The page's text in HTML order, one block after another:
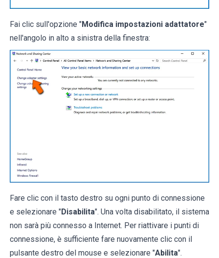
Fai clic sull'opzione "Modifica impostazioni adattatore"
nell'angolo in alto a sinistra della finestra:
Fare clic con il tasto destro su ogni punto di connessione
e selezionare "Disabilita". Una volta disabilitato, il sistema
non sarà più connesso a Internet. Per riattivare i punti di
connessione, è sufficiente fare nuovamente clic con il
pulsante destro del mouse e selezionare "Abilita".